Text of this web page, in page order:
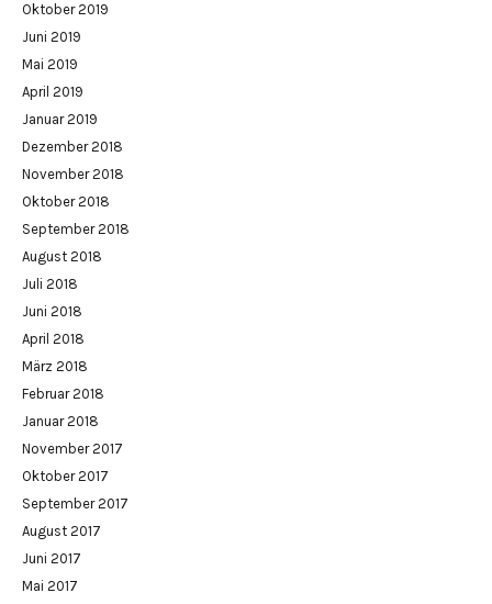
Oktober 2019
Juni 2019
Mai 2019
April 2019
Januar 2019
Dezember 2018
November 2018
Oktober 2018
September 2018
August 2018
Juli 2018
Juni 2018
April 2018
März 2018
Februar 2018
Januar 2018
November 2017
Oktober 2017
September 2017
August 2017
Juni 2017
Mai 2017